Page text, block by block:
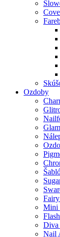
Ozdoby
Mini
Diva
Nail